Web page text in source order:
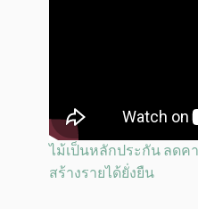
ไม้เป็นหลักประกัน ลดค
สร้างรายได้ยั่งยืน